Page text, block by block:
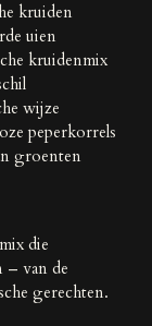
kruiden
uien
kruidenmix
wijze
peperkorrels
groenten
die
– van de
gerechten.